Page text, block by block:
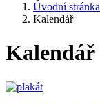
Úvodní stránka
Kalendář
Kalendář